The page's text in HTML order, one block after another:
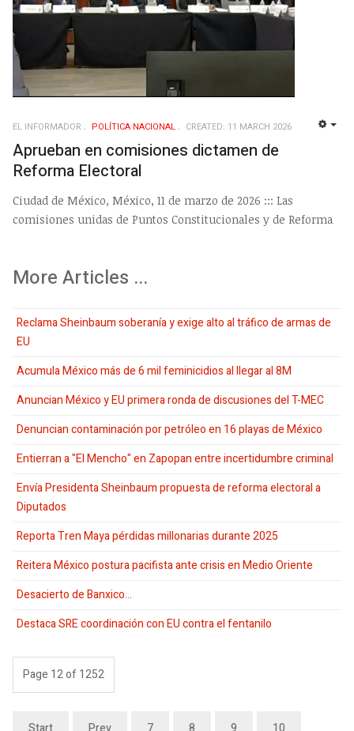
EL INFORMADOR POLÍ­TICA NACIONAL CREATED: 11 MARCH 2026
Aprueban en comisiones dictamen de
Reforma Electoral
Ciudad de México, México, 11 de marzo de 2026 ::: Las
comisiones unidas de Puntos Constitucionales y de Reforma
More Articles ...
Reclama Sheinbaum soberanía y exige alto al tráfico de armas de
EU
Acumula México más de 6 mil feminicidios al llegar al 8M
Anuncian México y EU primera ronda de discusiones del T-MEC
Denuncian contaminación por petróleo en 16 playas de México
Entierran a "El Mencho" en Zapopan entre incertidumbre criminal
Envía Presidenta Sheinbaum propuesta de reforma electoral a
Diputados
Reporta Tren Maya pérdidas millonarias durante 2025
Reitera México postura pacifista ante crisis en Medio Oriente
Desacierto de Banxico…
Destaca SRE coordinación con EU contra el fentanilo
Page 12 of 1252